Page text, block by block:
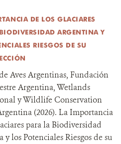
DE LOS GLACIARES
ARGENTINA Y
RIESGOS DE SU
Aves Argentinas, Fundación
Argentina, Wetlands
y Wildlife Conservation
(2026). La Importancia
para la Biodiversidad
y los Potenciales Riesgos de su